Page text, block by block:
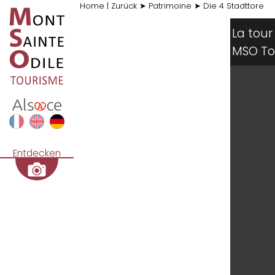
Home | Zurück ➤ Patrimoine ➤ Die 4 Stadttore
Entdecken
La
MSO